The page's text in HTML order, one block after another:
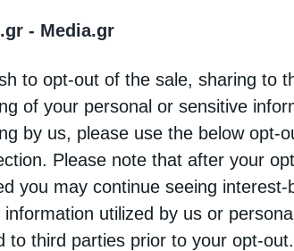
- Media.gr
to opt-out of the sale, sharing to
of your personal or sensitive
by us, please use the below opt-
Please note that after your
you may continue seeing
information utilized by us or
to third parties prior to your opt-
Ευστρατίου κ. Ιερόθεος
τονίζοντας ότι το νέο αυτό ιερό
της πίστεως των κατοίκων